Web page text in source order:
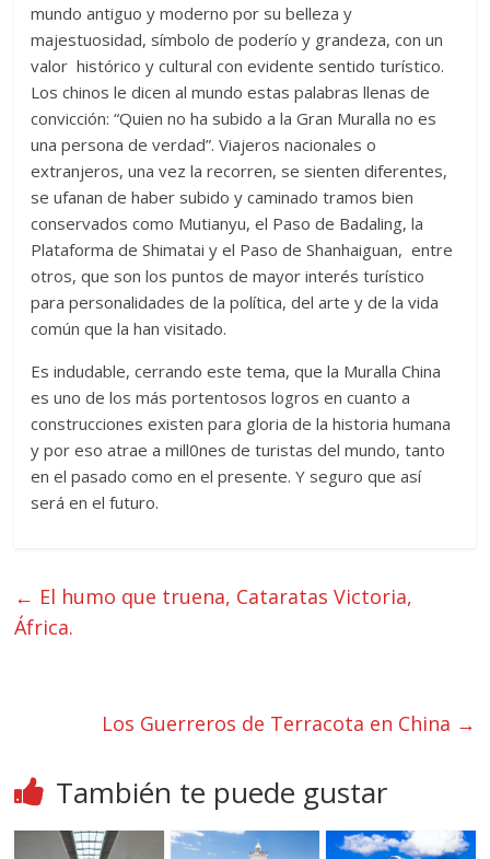
mundo antiguo y moderno por su belleza y
majestuosidad, símbolo de poderío y grandeza, con un
valor histórico y cultural con evidente sentido turístico.
Los chinos le dicen al mundo estas palabras llenas de
convicción: “Quien no ha subido a la Gran Muralla no es
una persona de verdad”. Viajeros nacionales o
extranjeros, una vez la recorren, se sienten diferentes,
se ufanan de haber subido y caminado tramos bien
conservados como Mutianyu, el Paso de Badaling, la
Plataforma de Shimatai y el Paso de Shanhaiguan, entre
otros, que son los puntos de mayor interés turístico
para personalidades de la política, del arte y de la vida
común que la han visitado.
Es indudable, cerrando este tema, que la Muralla China
es uno de los más portentosos logros en cuanto a
construcciones existen para gloria de la historia humana
y por eso atrae a mill0nes de turistas del mundo, tanto
en el pasado como en el presente. Y seguro que así
será en el futuro.
← El humo que truena, Cataratas Victoria,
África.
Los Guerreros de Terracota en China →
También te puede gustar